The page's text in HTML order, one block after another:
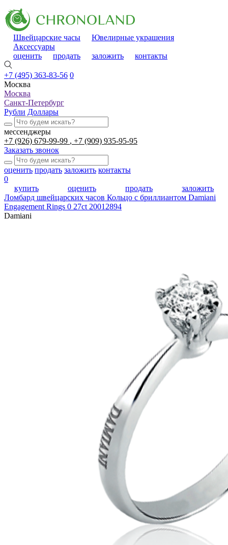
Швейцарские часы
Ювелирные украшения
Аксессуары
оценить
продать заложить контакты
+7 (495) 363-83-56 0
Москва
Москва
Санкт-Петербург
Рубли Доллары
мессенджеры
+7 (926) 679-99-99
+7 (909) 935-95-95
Заказать звонок
оценить продать заложить контакты
0
купить
оценить продать
заложить
Ломбард швейцарских часов Кольцо с бриллиантом Damiani
Engagement Rings 0 27ct 20012894
Damiani